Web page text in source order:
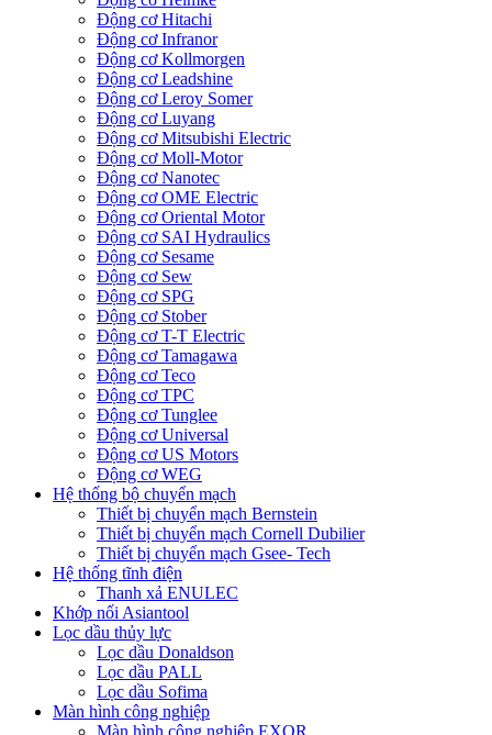
Động cơ Hitachi
Động cơ Infranor
Động cơ Kollmorgen
Động cơ Leadshine
Động cơ Leroy Somer
Động cơ Luyang
Động cơ Mitsubishi Electric
Động cơ Moll-Motor
Động cơ Nanotec
Động cơ OME Electric
Động cơ Oriental Motor
Động cơ SAI Hydraulics
Động cơ Sesame
Động cơ Sew
Động cơ SPG
Động cơ Stober
Động cơ T-T Electric
Động cơ Tamagawa
Động cơ Teco
Động cơ TPC
Động cơ Tunglee
Động cơ Universal
Động cơ US Motors
Động cơ WEG
Hệ thống bộ chuyển mạch
Thiết bị chuyển mạch Bernstein
Thiết bị chuyển mạch Cornell Dubilier
Thiết bị chuyển mạch Gsee- Tech
Hệ thống tĩnh điện
Thanh xả ENULEC
Khớp nối Asiantool
Lọc dầu thủy lực
Lọc dầu Donaldson
Lọc dầu PALL
Lọc dầu Sofima
Màn hình công nghiệp
Màn hình công nghiệp EXOR